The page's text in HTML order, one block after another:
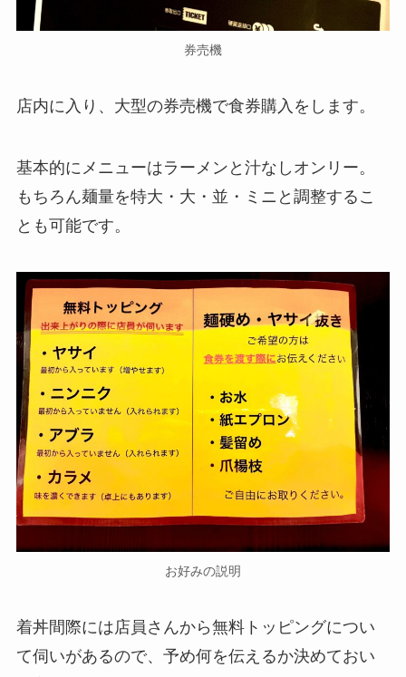
券売機
店内に入り、大型の券売機で食券購入をします。
基本的にメニューはラーメンと汁なしオンリー。
もちろん麺量を特大・大・並・ミニと調整するこ
とも可能です。
お好みの説明
着丼間際には店員さんから無料トッピングについ
て伺いがあるので、予め何を伝えるか決めておい